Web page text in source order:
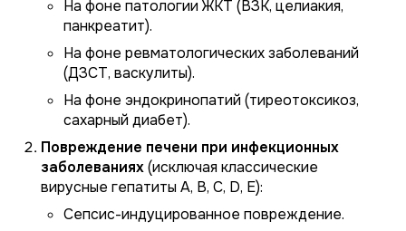
На фоне патологии ЖКТ (ВЗК, целиакия,
панкреатит).
На фоне ревматологических заболеваний
(ДЗСТ, васкулиты).
На фоне эндокринопатий (тиреотоксикоз,
сахарный диабет).
Повреждение печени при инфекционных
заболеваниях(исключая классические
вирусные гепатиты A, B, C, D, E):
Сепсис-индуцированное повреждение.